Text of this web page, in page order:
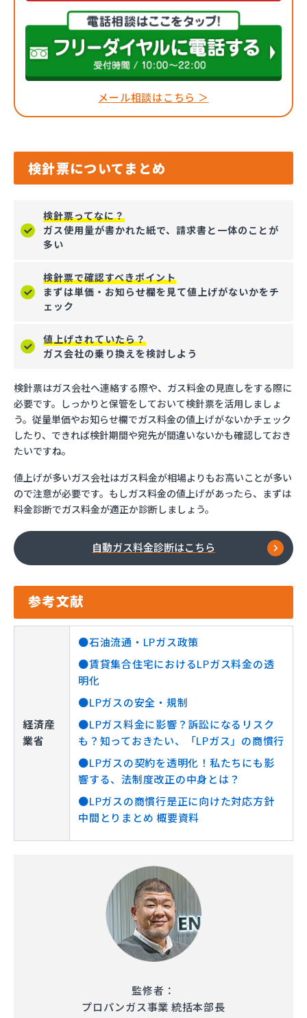
メール相談はこちら ＞
検針票についてまとめ
検針票ってなに？
ガス使用量が書かれた紙で、請求書と一体のことが
多い
検針票で確認すべきポイント
まずは単価・お知らせ欄を見て値上げがないかをチ
ェック
値上げされていたら？
ガス会社の乗り換えを検討しよう
検針票はガス会社へ連絡する際や、ガス料金の見直しをする際に
必要です。しっかりと保管をしておいて検針票を活用しましょ
う。従量単価やお知らせ欄でガス料金の値上げがないかチェック
したり、できれば検針期間や宛先が間違いないかも確認しておき
たいですね。
値上げが多いガス会社はガス料金が相場よりもお高いことが多い
ので注意が必要です。もしガス料金の値上げがあったら、まずは
料金診断でガス料金が適正か診断しましょう。
自動ガス料金診断はこちら
参考文献
経済産
業省
●石油流通・LPガス政策
●賃貸集合住宅におけるLPガス料金の透
明化
●LPガスの安全・規制
●LPガス料金に影響？訴訟になるリスク
も？知っておきたい、「LPガス」の商慣行
●LPガスの契約を透明化！私たちにも影
響する、法制度改正の中身とは？
●LPガスの商慣行是正に向けた対応方針
中間とりまとめ 概要資料
監修者：
プロパンガス事業 統括本部長